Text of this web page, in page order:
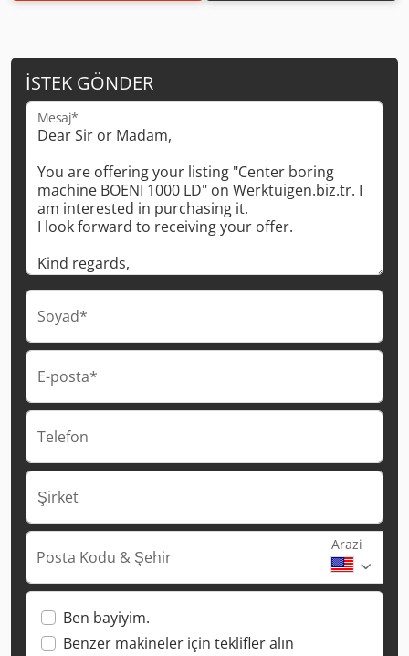
İSTEK GÖNDER
Mesaj*
Soyad*
E-posta*
Telefon
Şirket
Posta Kodu & Şehir
Arazi
Ben bayiyim.
Benzer makineler için teklifler alın